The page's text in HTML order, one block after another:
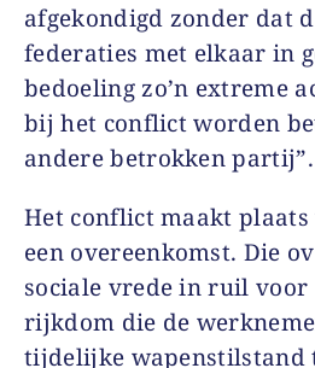
afgekondigd zonder dat
federaties met elkaar in
bedoeling zo’n extreme
bij het conflict worden
andere betrokken partij”.
Het conflict maakt
een overeenkomst. Die
sociale vrede in ruil voor
rijkdom die de
tijdelijke wapenstilstand